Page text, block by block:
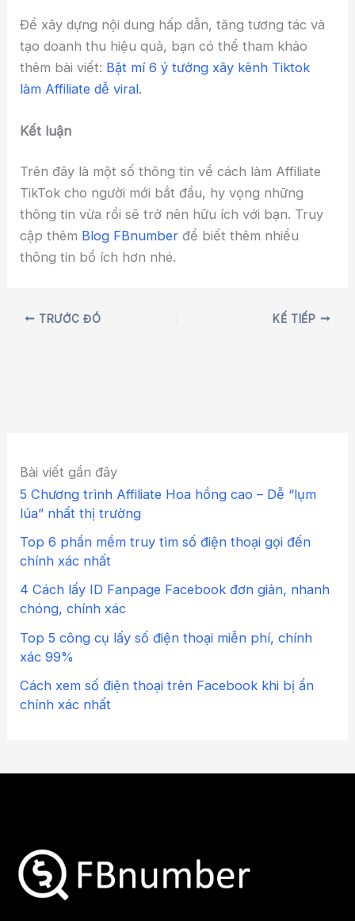
Để xây dựng nội dung hấp dẫn, tăng tương tác và
tạo doanh thu hiệu quả, bạn có thể tham khảo
thêm bài viết: Bật mí 6 ý tưởng xây kênh Tiktok
làm Affiliate dễ viral.
Kết luận
Trên đây là một số thông tin về cách làm Affiliate
TikTok cho người mới bắt đầu, hy vọng những
thông tin vừa rồi sẽ trở nên hữu ích với bạn. Truy
cập thêm Blog FBnumber để biết thêm nhiều
thông tin bổ ích hơn nhé.
TRƯỚC ĐÓ KẾ TIẾP
Bài viết gần đây
5 Chương trình Affiliate Hoa hồng cao – Dễ “lụm
lúa” nhất thị trường
Top 6 phần mềm truy tìm số điện thoại gọi đến
chính xác nhất
4 Cách lấy ID Fanpage Facebook đơn giản, nhanh
chóng, chính xác
Top 5 công cụ lấy số điện thoại miễn phí, chính
xác 99%
Cách xem số điện thoại trên Facebook khi bị ẩn
chính xác nhất